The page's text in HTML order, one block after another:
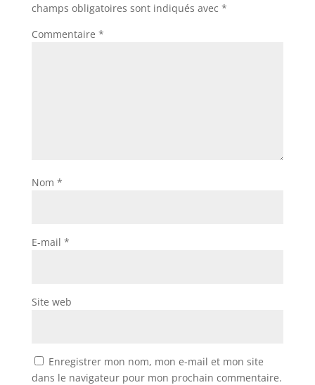
champs obligatoires sont indiqués avec *
Commentaire *
Nom *
E-mail *
Site web
Enregistrer mon nom, mon e-mail et mon site
dans le navigateur pour mon prochain commentaire.